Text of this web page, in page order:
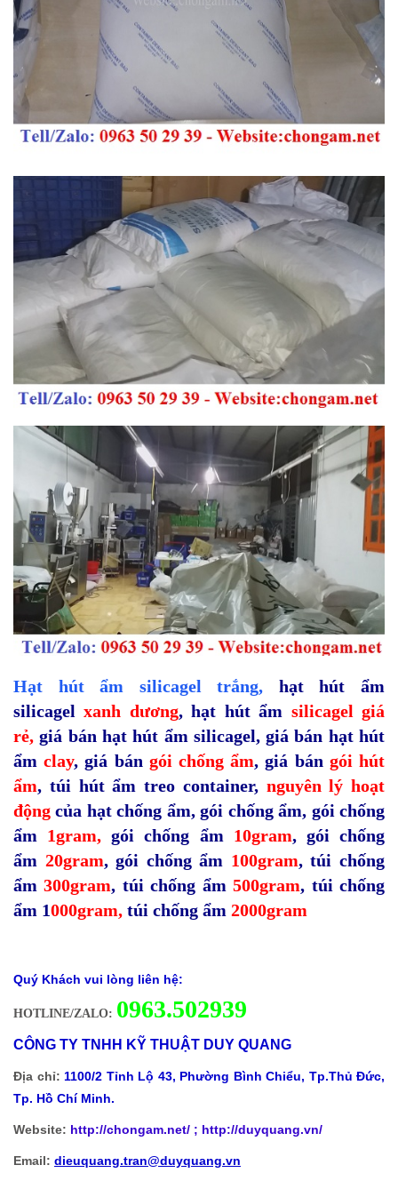
Hạt hút ẩm silicagel trắng,
hạt hút ẩm
silicagelxanh dương,hạt hút ẩm silicagel giá
rẻ, giá bán hạt hút ẩm silicagel,giá bán hạt hút
ẩmclay, giá bán gói chống ẩm,giá bán gói hút
ẩm, túi hút ẩm treo container, nguyên lý hoạt
độngcủa hạt chống ẩm,gói chống ẩm, gói chống
ẩm 1gram, gói chống ẩm 10gram, gói chống
ẩm 20gram,gói chống ẩm 100gram,túi chống
ẩm300gram, túi chống ẩm500gram, túi chống
ẩm 1000gram, túi chống ẩm 2000gram
Quý Khách vui lòng liên hệ:
HOTLINE/ZALO: 0963.502939
CÔNG TY TNHH KỸ THUẬT DUY QUANG
Địa chỉ: 1100/2 Tỉnh Lộ 43, Phường Bình Chiểu, Tp.Thủ Đức,
Tp. Hồ Chí Minh.
Website: http://chongam.net/ ; http://duyquang.vn/
Email: dieuquang.tran@duyquang.vn